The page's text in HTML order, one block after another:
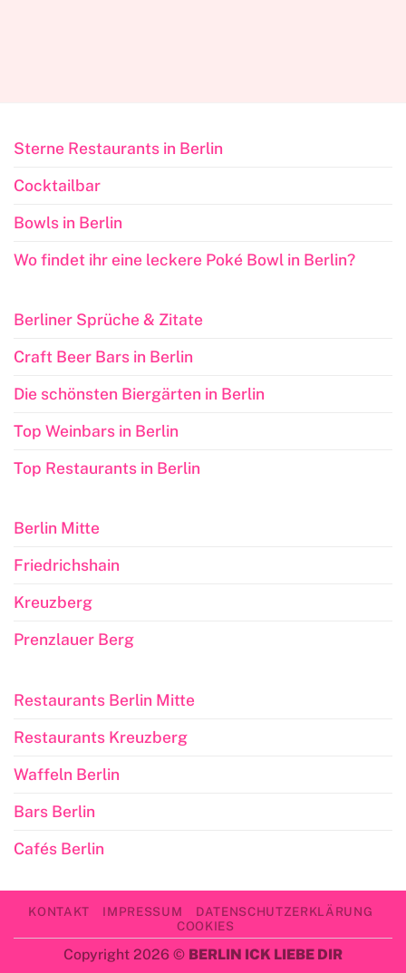
Sterne Restaurants in Berlin
Cocktailbar
Bowls in Berlin
Wo findet ihr eine leckere Poké Bowl in Berlin?
Berliner Sprüche & Zitate
Craft Beer Bars in Berlin
Die schönsten Biergärten in Berlin
Top Weinbars in Berlin
Top Restaurants in Berlin
Berlin Mitte
Friedrichshain
Kreuzberg
Prenzlauer Berg
Restaurants Berlin Mitte
Restaurants Kreuzberg
Waffeln Berlin
Bars Berlin
Cafés Berlin
KONTAKT IMPRESSUM
DATENSCHUTZERKLÄRUNG
COOKIES
Copyright 2026 © BERLIN ICK LIEBE DIR